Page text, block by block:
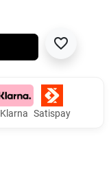
favorite_border
Klarna Satispay